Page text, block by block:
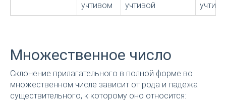
учтивом учтивой
Множественное число
Склонение прилагательного в полной форме во
множественном числе зависит от рода и падежа
существительного, к которому оно относится: